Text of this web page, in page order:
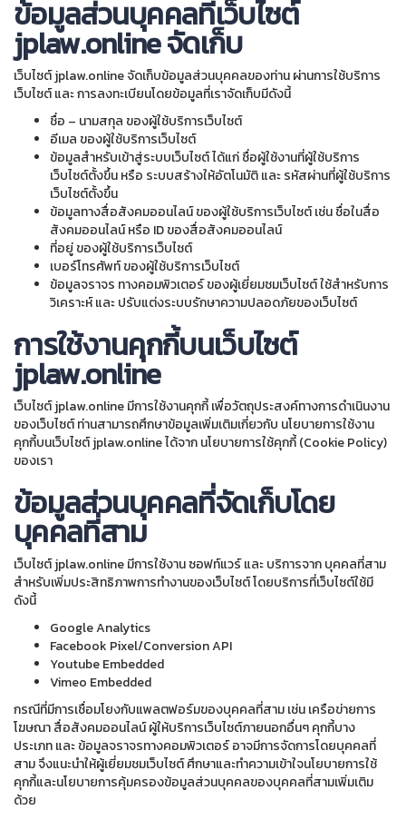
ข้อมูลส่วนบุคคลที่เว็บไซต์
jplaw.online จัดเก็บ
เว็บไซต์ jplaw.online จัดเก็บข้อมูลส่วนบุคคลของท่าน ผ่านการใช้บริการ
เว็บไซต์ และ การลงทะเบียนโดยข้อมูลที่เราจัดเก็บมีดังนี้
ชื่อ – นามสกุล ของผู้ใช้บริการเว็บไซต์
อีเมล ของผู้ใช้บริการเว็บไซต์
ข้อมูลสำหรับเข้าสู่ระบบเว็บไซต์ ได้แก่ ชื่อผู้ใช้งานที่ผู้ใช้บริการ
เว็บไซต์ตั้งขึ้น หรือ ระบบสร้างให้อัตโนมัติ และ รหัสผ่านที่ผู้ใช้บริการ
เว็บไซต์ตั้งขึ้น
ข้อมูลทางสื่อสังคมออนไลน์ ของผู้ใช้บริการเว็บไซต์ เช่น ชื่อในสื่อ
สังคมออนไลน์ หรือ ID ของสื่อสังคมออนไลน์
ที่อยู่ ของผู้ใช้บริการเว็บไซต์
เบอร์โทรศัพท์ ของผู้ใช้บริการเว็บไซต์
ข้อมูลจราจร ทางคอมพิวเตอร์ ของผู้เยี่ยมชมเว็บไซต์ ใช้สำหรับการ
วิเคราะห์ และ ปรับแต่งระบบรักษาความปลอดภัยของเว็บไซต์
การใช้งานคุกกี้บนเว็บไซต์
jplaw.online
เว็บไซต์ jplaw.online มีการใช้งานคุกกี้ เพื่อวัตถุประสงค์ทางการดำเนินงาน
ของเว็บไซต์ ท่านสามารถศึกษาข้อมูลเพิ่มเติมเกี่ยวกับ นโยบายการใช้งาน
คุกกี้บนเว็บไซต์ jplaw.online ได้จาก นโยบายการใช้คุกกี้ (Cookie Policy)
ของเรา
ข้อมูลส่วนบุคคลที่จัดเก็บโดย
บุคคลที่สาม
เว็บไซต์ jplaw.online มีการใช้งาน ซอฟท์แวร์ และ บริการจาก บุคคลที่สาม
สำหรับเพิ่มประสิทธิภาพการทำงานของเว็บไซต์ โดยบริการที่เว็บไซต์ใช้มี
ดังนี้
Google Analytics
Facebook Pixel/Conversion API
Youtube Embedded
Vimeo Embedded
กรณีที่มีการเชื่อมโยงกับแพลตฟอร์มของบุคคลที่สาม เช่น เครือข่ายการ
โฆษณา สื่อสังคมออนไลน์ ผู้ให้บริการเว็บไซต์ภายนอกอื่นๆ คุกกี้บาง
ประเภท และ ข้อมูลจราจรทางคอมพิวเตอร์ อาจมีการจัดการโดยบุคคลที่
สาม จึงแนะนำให้ผู้เยี่ยมชมเว็บไซต์ ศึกษาและทำความเข้าใจนโยบายการใช้
คุกกี้และนโยบายการคุ้มครองข้อมูลส่วนบุคคลของบุคคลที่สามเพิ่มเติม
ด้วย